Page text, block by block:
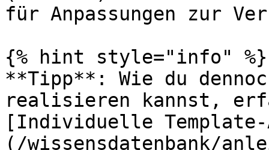
für Anpassungen zur
{% hint style="info" %}
**Tipp**: Wie du
realisieren kannst,
[Individuelle Template-
(/wissensdatenbank/